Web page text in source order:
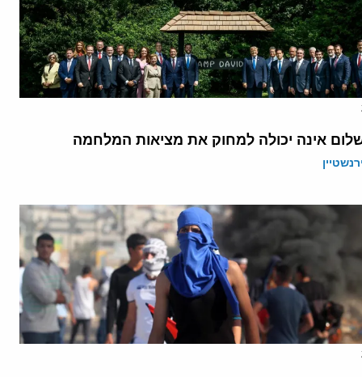
אינה יכולה למחוק את מציאות המלחמה